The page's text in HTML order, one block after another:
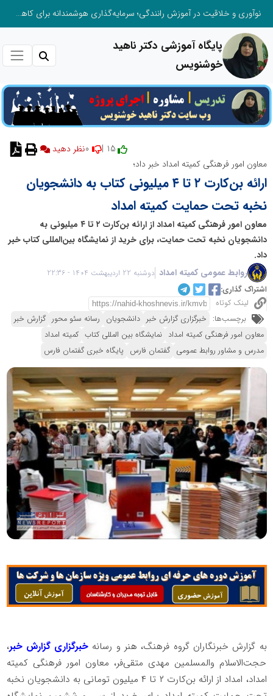
نوآوری و خلاقیت در آموزش رانندگی؛ سرمایه‌گذاری هوشمندانه برای کاهش آسیب‌های اجتماعی و ارتقای ایمنی جامعه
پایگاه آموزشی دکتر ناهید
خوشنویس
15 |
نظر دهید
معاون امور فرهنگی کمیته امداد خبر داد؛
ارائه بن‌کارت ۲ تا ۴ میلیونی کتاب به دانشجویان
نخبه تحت حمایت کمیته امداد
معاون امور فرهنگی کمیته امداد از ارائه بن‌کارت ۲ تا ۴ میلیونی به
دانشجویان نخبه تحت حمایت، برای خرید از نمایشگاه بین‌المللی کتاب خبر
داد.
روابط عمومی کمیته امداد دوشنبه 22 اردیبهشت 1404 - 22:36
اشتراک گذاری:
لینک کوتاه
برچسب‌ها: خبرگزاری گزارش خبر دانشجویان رسانه سئو محور گزارش خبر
معاون امور فرهنگی کمیته امداد نمایشگاه بین المللی کتاب کمیته امداد
مدرس و مشاور روابط عمومی گفتمان فارس پایگاه خبری گفتمان فارس
به گزارش خبرنگاران گروه فرهنگ، هنر و رسانه خبرگزاری گزارش خبر،
حجت‌الاسلام والمسلمین مهدی متقی‌فر، معاون امور فرهنگی کمیته
امداد، امداد از ارائه بن‌کارت ۲ تا ۴ میلیون تومانی به دانشجویان نخبه